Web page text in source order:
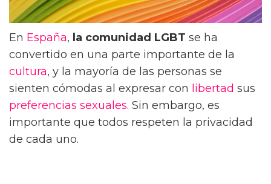
En España, la comunidad LGBT se ha
convertido en una parte importante de la
cultura, y la mayoría de las personas se
sienten cómodas al expresar con libertad sus
preferencias sexuales. Sin embargo, es
importante que todos respeten la privacidad
de cada uno.